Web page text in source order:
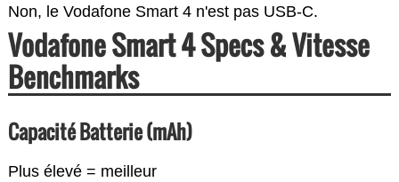
Non, le Vodafone Smart 4 n'est pas USB-C.
Vodafone Smart 4 Specs & Vitesse
Benchmarks
Capacité Batterie (mAh)
Plus élevé = meilleur